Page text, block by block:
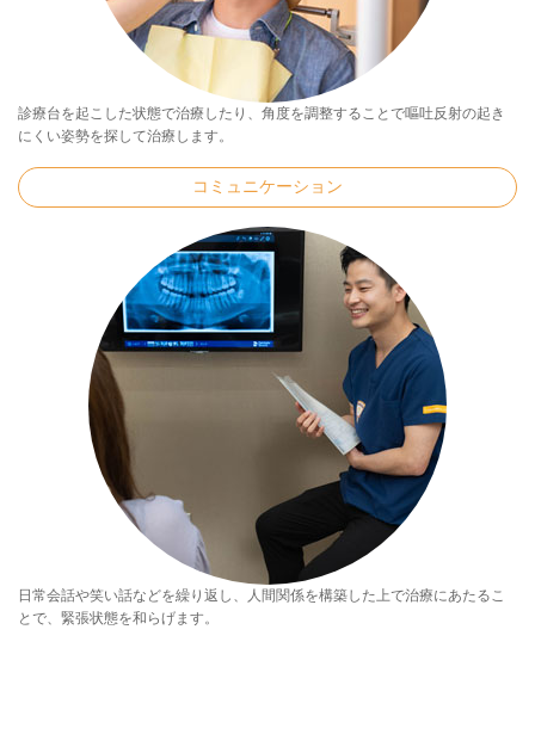
診療台を起こした状態で治療したり、角度を調整することで嘔吐反射の起き
にくい姿勢を探して治療します。
コミュニケーション
日常会話や笑い話などを繰り返し、人間関係を構築した上で治療にあたるこ
とで、緊張状態を和らげます。